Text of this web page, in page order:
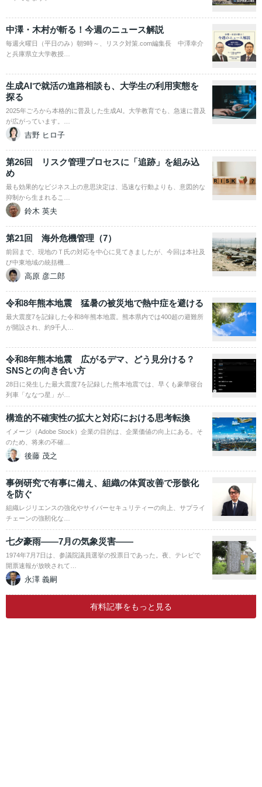
中澤・木村が斬る！今週のニュース解説
毎週火曜日（平日のみ）朝9時～、リスク対策.com編集長 中澤幸介
と兵庫県立大学教授…
生成AIで就活の進路相談も、大学生の利用実態を
探る
2025年ごろから本格的に普及した生成AI。大学教育でも、急速に普及
が広がっています。…
吉野 ヒロ子
第26回 リスク管理プロセスに「追跡」を組み込
め
最も効果的なビジネス上の意思決定は、迅速な行動よりも、意図的な
抑制から生まれるこ…
鈴木 英夫
第21回 海外危機管理（7）
前回まで、現地のＴ氏の対応を中心に見てきましたが、今回は本社及
び中東地域の統括機…
高原 彦二郎
令和8年熊本地震 猛暑の被災地で熱中症を避ける
最大震度7を記録した令和8年熊本地震。熊本県内では400超の避難所
が開設され、約9千人…
令和8年熊本地震 広がるデマ、どう見分ける？
SNSとの向き合い方
28日に発生した最大震度7を記録した熊本地震では、早くも豪華寝台
列車「ななつ星」が…
構造的不確実性の拡大と対応における思考転換
イメージ（Adobe Stock）企業の目的は、企業価値の向上にある。そ
のため、将来の不確…
後藤 茂之
事例研究で有事に備え、組織の体質改善で形骸化
を防ぐ
組織レジリエンスの強化やサイバーセキュリティーの向上、サプライ
チェーンの強靭化な…
七夕豪雨――7月の気象災害――
1974年7月7日は、参議院議員選挙の投票日であった。夜、テレビで
開票速報が放映されて…
永澤 義嗣
有料記事をもっと見る